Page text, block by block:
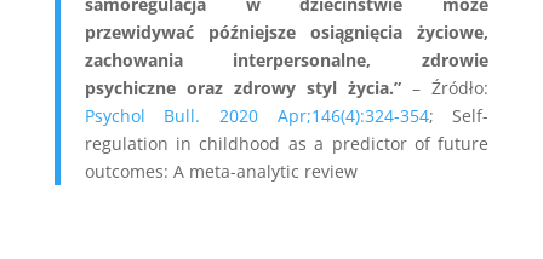
przewidywać późniejsze osiągnięcia życiowe,
zachowania interpersonalne, zdrowie
psychiczne oraz zdrowy styl życia.” – Źródło:
Psychol Bull. 2020 Apr;146(4):324-354; Self-
regulation in childhood as a predictor of future
outcomes: A meta-analytic review